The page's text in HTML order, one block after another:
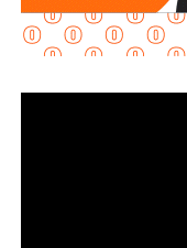
“No es un tema de
buscamos que ellos